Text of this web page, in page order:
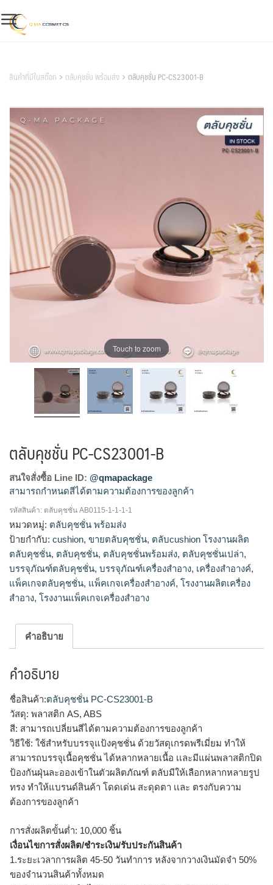
to
content
สินค้าที่มีในสต๊อก ตลับคุชชั่น พร้อมส่ง ตลับคุชชั่น PC-CS23001-B
Touch to zoom
ตลับคุชชั่น PC-CS23001-B
สนใจสั่งซื้อ Line ID: @qmapackage
สามารถกำหนดสีได้ตามความต้องการของลูกค้า
ตลับคุชชั่น, ตลับคุชชั่นเปล่า, บรรจุภัณฑ์ตลับคุชชั่น, บรรจุภัณฑ์
เครื่องสำอาง, เครื่องสำอางค์, แพ็คเกจตลับคุชชั่น, แพ็คเกจเครื่อง
สำอางค์, โรงงานผลิตเครื่องสำอาง, โรงงานแพ็คเกจเครื่องสำอาง
รหัสสินค้า: ตลับคุชชั่น AB0115-1-1-1-1
หมวดหมู่: ตลับคุชชั่น พร้อมส่ง
ป้ายกำกับ: cushion, ขายตลับคุชชั่น, ตลับcushion โรงงานผลิต
ตลับคุชชั่น, ตลับคุชชั่น, ตลับคุชชั่นพร้อมส่ง, ตลับคุชชั่นเปล่า,
บรรจุภัณฑ์ตลับคุชชั่น, บรรจุภัณฑ์เครื่องสำอาง, เครื่องสำอางค์,
แพ็คเกจตลับคุชชั่น, แพ็คเกจเครื่องสำอางค์, โรงงานผลิตเครื่อง
สำอาง, โรงงานแพ็คเกจเครื่องสำอาง
คำอธิบาย
คำอธิบาย
ชื่อสินค้า:ตลับคุชชั่น PC-CS23001-B
วัสดุ: พลาสติก AS, ABS
สี: สามารถเปลี่ยนสีได้ตามความต้องการของลูกค้า
วิธีใช้: ใช้สำหรับบรรจุแป้งคุชชั่น ด้วยวัสดุเกรดพรีเมี่ยม ทำให้
สามารถบรรจุเนื้อคุชชั่น ได้หลากหลายเนื้อ เเละมีแผ่นพลาสติกปิด
ป้องกันฝุ่นละอองเข้าในตัวผลิตภัณฑ์ ตลับมีให้เลือกหลากหลายรูป
ทรง ทำให้แบรนด์สินค้า โดดเด่น สะดุดตา เเละ ตรงกับความ
ต้องการของลูกค้า
การสั่งผลิตขั้นต่ำ: 10,000 ชิ้น
เงื่อนไขการสั่งผลิต/ชำระเงิน/รับประกันสินค้า
1.ระยะเวลาการผลิต 45-50 วันทำการ หลังจากวางเงินมัดจำ 50%
ของจำนวนสินค้าทั้งหมด